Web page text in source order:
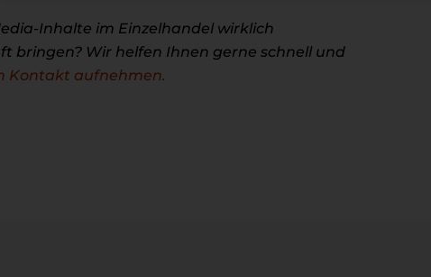
Inhalte im Einzelhandel wirklich
bringen? Wir helfen Ihnen gerne schnell und
Kontakt aufnehmen.